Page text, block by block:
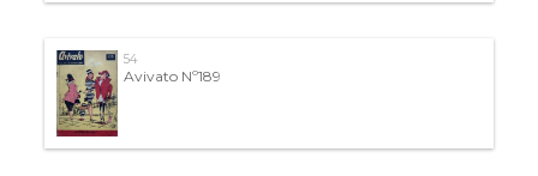
54
Avivato Nº189